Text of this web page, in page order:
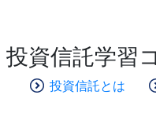
投資信託学習
投資信託とは